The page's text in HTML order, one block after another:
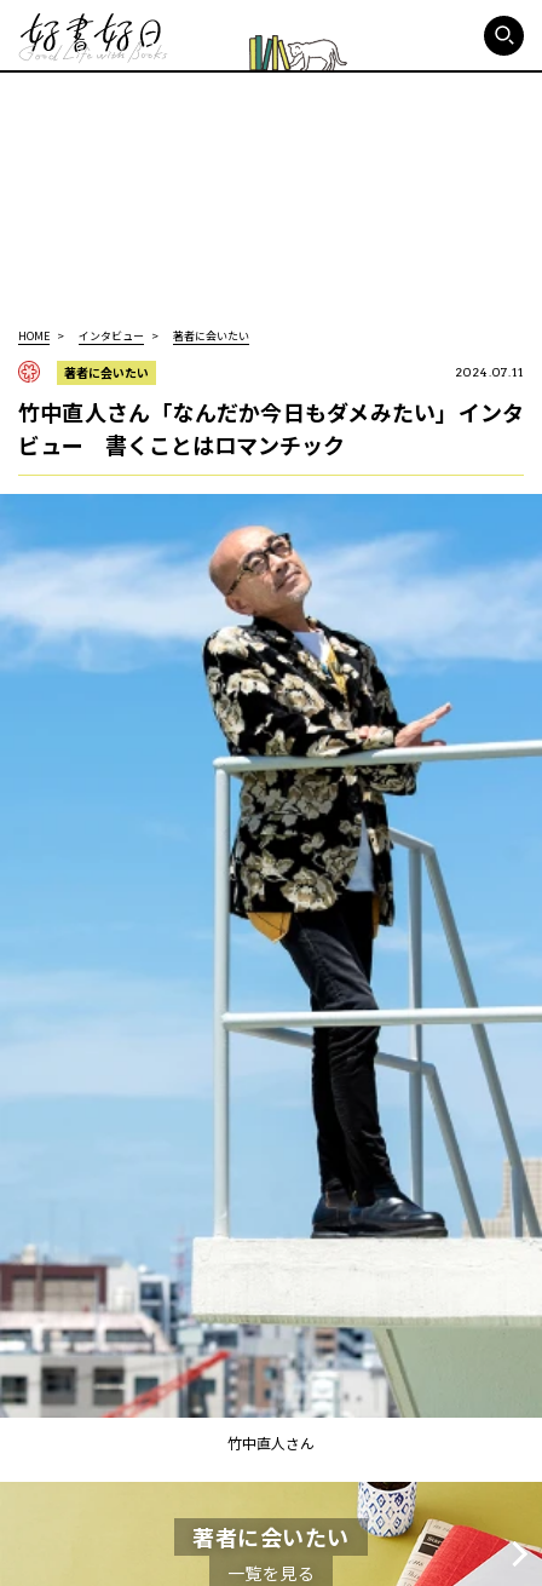
HOME インタビュー 著者に会いたい
著者に会いたい 2024.07.11
竹中直人さん「なんだか今日もダメみたい」インタ
ビュー 書くことはロマンチック
竹中直人さん
著者に会いたい
一覧を見る